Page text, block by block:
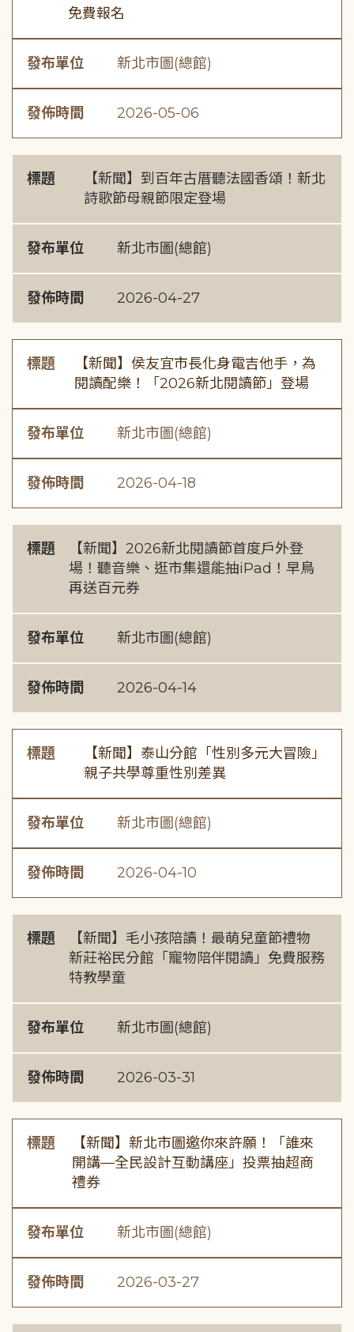
免費報名
發布單位 新北市圖(總館)
發佈時間 2026-05-06
標題
【新聞】到百年古厝聽法國香頌！新北
詩歌節母親節限定登場
發布單位 新北市圖(總館)
發佈時間 2026-04-27
標題
【新聞】侯友宜市長化身電吉他手，為
閱讀配樂！「2026新北閱讀節」登場
發布單位 新北市圖(總館)
發佈時間 2026-04-18
標題
【新聞】2026新北閱讀節首度戶外登
場！聽音樂、逛市集還能抽iPad！早鳥
再送百元券
發布單位 新北市圖(總館)
發佈時間 2026-04-14
標題
【新聞】泰山分館「性別多元大冒險」
親子共學尊重性別差異
發布單位 新北市圖(總館)
發佈時間 2026-04-10
標題
【新聞】毛小孩陪讀！最萌兒童節禮物
新莊裕民分館「寵物陪伴閱讀」免費服務
特教學童
發布單位 新北市圖(總館)
發佈時間 2026-03-31
標題
【新聞】新北市圖邀你來許願！「誰來
開講—全民設計互動講座」投票抽超商
禮券
發布單位 新北市圖(總館)
發佈時間 2026-03-27